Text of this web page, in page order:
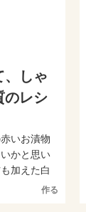
、しゃ
のレシ
いお漬物
かと思い
加えた白
...
作る